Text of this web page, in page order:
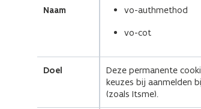
Naam
vo-authmethod
vo-cot
Doel
Deze permanente
keuzes bij aanmelden
(zoals Itsme).